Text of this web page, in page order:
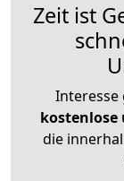
Zeit ist
Interesse
kostenlose
die